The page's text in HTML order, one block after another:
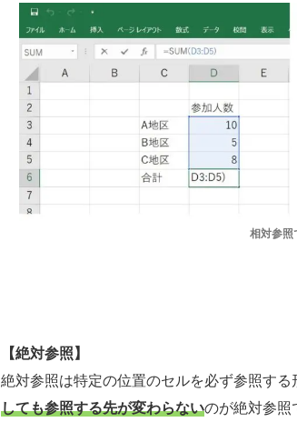
相対参照
【絶対参照】
絶対参照は特定の位置のセルを必ず参照する
しても参照する先が変わらないのが絶対参照